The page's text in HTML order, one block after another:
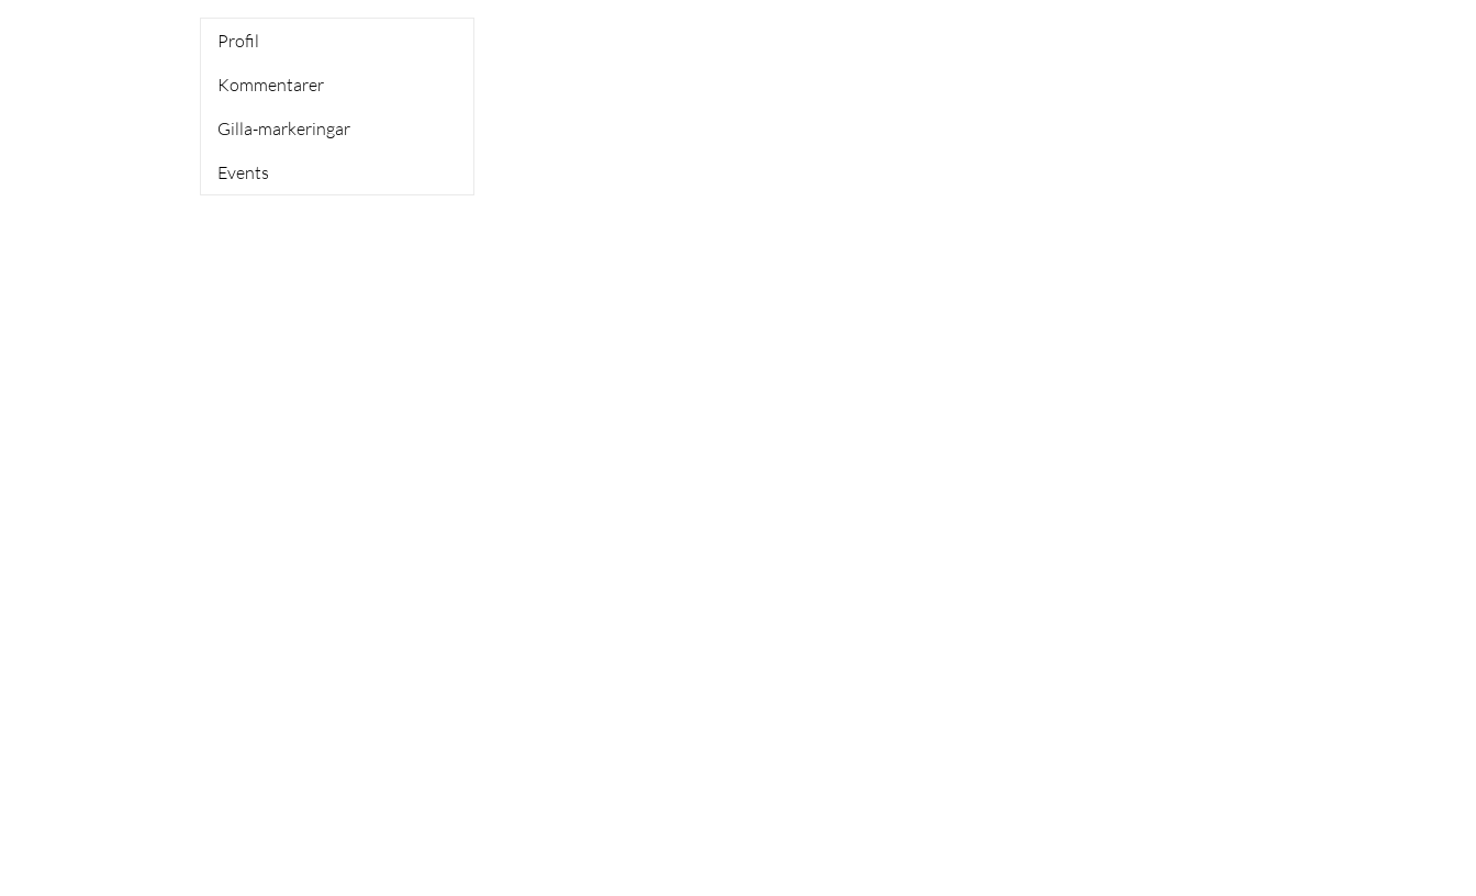
Profil
Kommentarer
Gilla-markeringar
Events